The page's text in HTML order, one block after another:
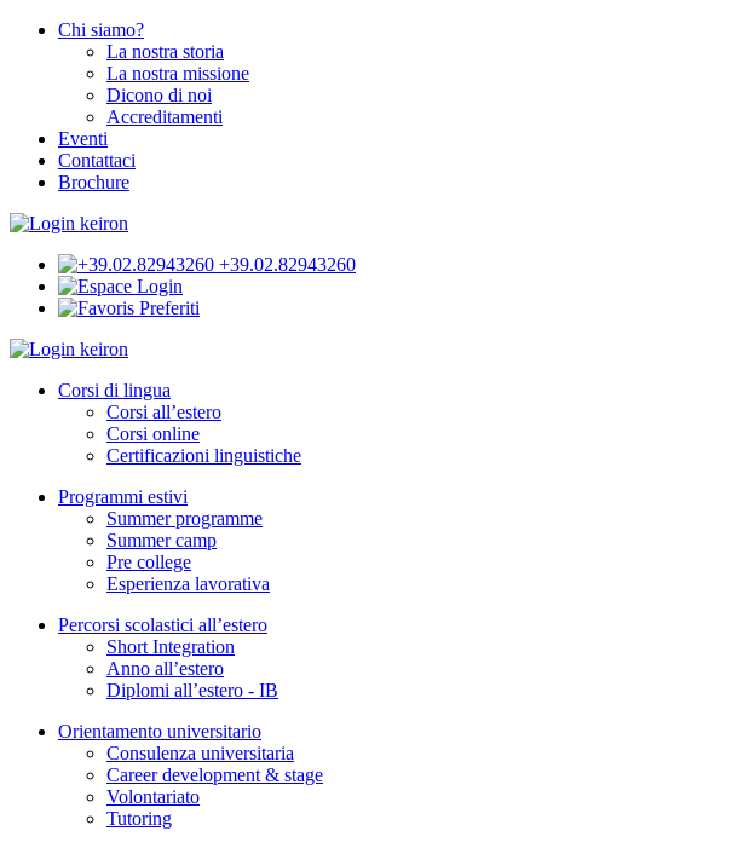
Chi siamo?
La nostra storia
La nostra missione
Dicono di noi
Accreditamenti
Eventi
Contattaci
Brochure
+39.02.82943260
Login
Preferiti
Corsi di lingua
Corsi all’estero
Corsi online
Certificazioni linguistiche
Programmi estivi
Summer programme
Summer camp
Pre college
Esperienza lavorativa
Percorsi scolastici all’estero
Short Integration
Anno all’estero
Diplomi all’estero - IB
Orientamento universitario
Consulenza universitaria
Career development & stage
Volontariato
Tutoring